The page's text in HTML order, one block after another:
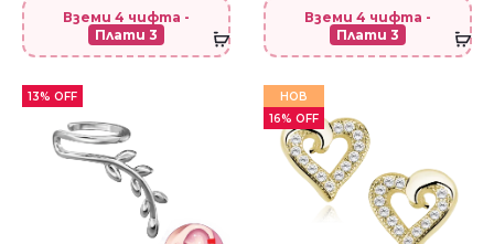
Вземи 4 чифта -
Плати 3
Вземи 4 чифта -
Плати 3
13% OFF
НОВ
16% OFF